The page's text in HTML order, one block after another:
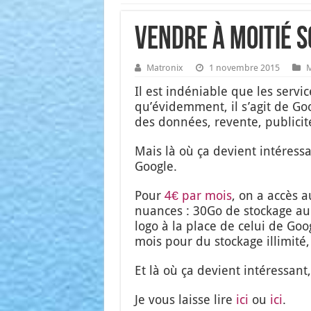
Vendre à moitié
Matronix 1 novembre 2015
Il est indé­niable que les
qu’é­vi­dem­ment, il s’a­git de
des don­nées, revente,
Mais là où ça devient
Google.
Pour 4€ par mois, on a accès
nuances : 30Go de sto­ckage
logo à la place de celui de
mois pour du sto­ckage
Et là où ça devient
Je vous laisse lire ici ou ici.